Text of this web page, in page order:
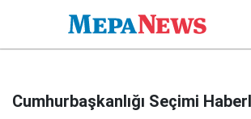
Cumhurbaşkanlığı Seçimi